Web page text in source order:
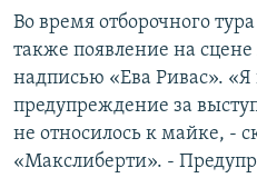
Во время отборочного
также появление на
надписью «Ева Ривас». «Я
предупреждение за
не относилось к майке, -
«Макслиберти». -